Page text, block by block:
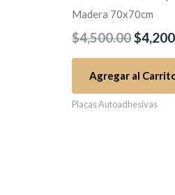
Madera 70x70cm
$4,500.00$
Agregar al
Placas Autoadhesivas